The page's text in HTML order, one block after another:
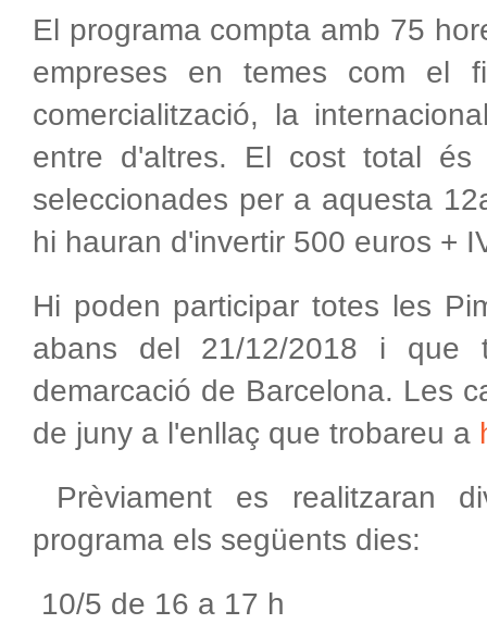
El programa compta amb 75
empreses en temes com el
comercialització, la
entre d'altres. El cost total
seleccionades per a aquesta
hi hauran d'invertir 500 euros +
Hi poden participar totes les
abans del 21/12/2018 i
demarcació de Barcelona. Les
de juny a l'enllaç que trobareu a
Prèviament es realitzaran
programa els següents dies:
10/5 de 16 a 17 h